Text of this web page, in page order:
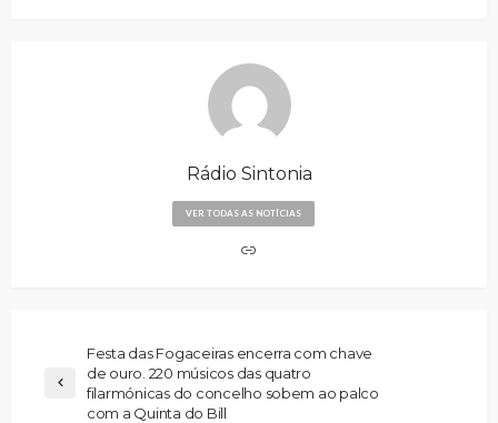
Rádio Sintonia
VER TODAS AS NOTÍCIAS
Festa das Fogaceiras encerra com chave
de ouro. 220 músicos das quatro
filarmónicas do concelho sobem ao palco
com a Quinta do Bill